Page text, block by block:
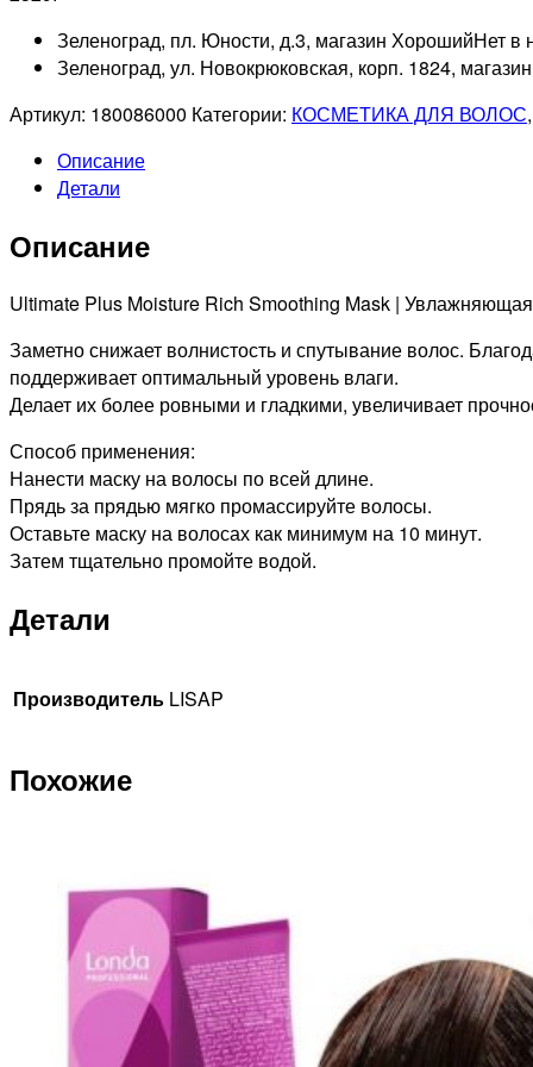
Зеленоград, пл. Юности, д.3, магазин ХорошийНет в
Зеленоград, ул. Новокрюковская, корп. 1824,
Артикул: 180086000 Категории: КОСМЕТИКА ДЛЯ ВОЛОС,
Описание
Детали
Описание
Ultimate Plus Moisture Rich Smoothing Mask |
Заметно снижает волнистость и спутывание волос.
поддерживает оптимальный уровень влаги.
Делает их более ровными и гладкими, увеличивает
Способ применения:
Нанести маску на волосы по всей длине.
Прядь за прядью мягко промассируйте волосы.
Оставьте маску на волосах как минимум на 10 минут.
Затем тщательно промойте водой.
Детали
Производитель LISAP
Похожие